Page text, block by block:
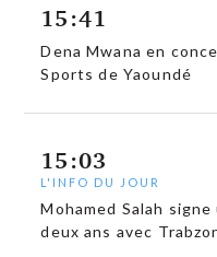
15:41
Dena Mwana en
Sports de Yaoundé
15:03
L'INFO DU JOUR
Mohamed Salah
deux ans avec